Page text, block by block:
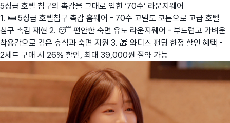
5성급 호텔 침구의 촉감을 그대로 입힌 ‘70수’ 라운지웨어
1. 🛏️ 5성급 호텔침구 촉감 홈웨어 - 70수 고밀도 코튼으로 고급 호텔
침구 촉감 재현 2. 😴 편안한 숙면 유도 라운지웨어 - 부드럽고 가벼운
착용감으로 깊은 휴식과 숙면 지원 3. 🎁 와디즈 펀딩 한정 할인 혜택 -
2세트 구매 시 26% 할인, 최대 39,000원 절약 가능